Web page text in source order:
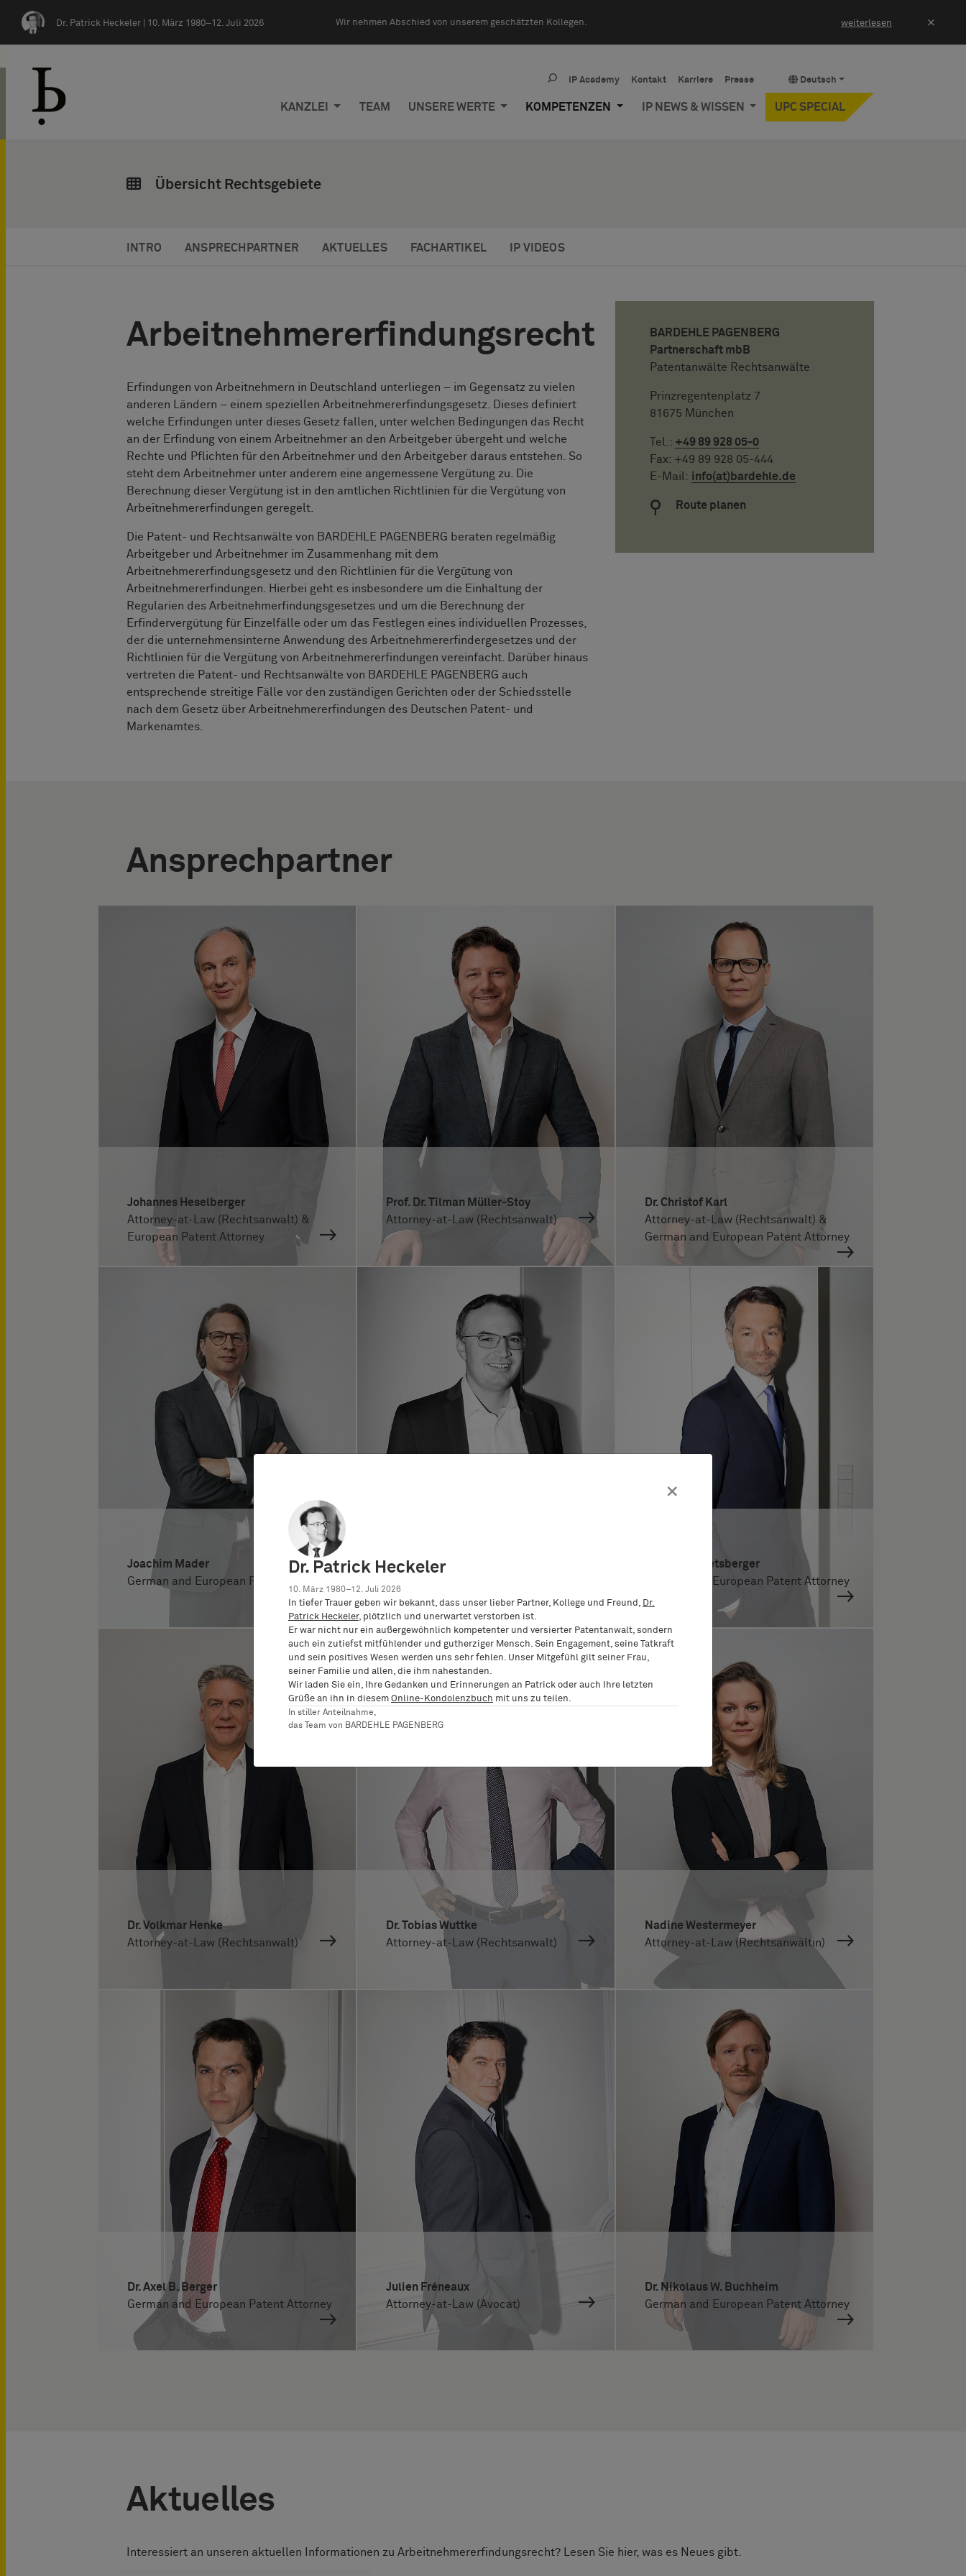
Dr. Patrick Heckeler | 10. März 1980–12. Juli 2026 Wir nehmen Abschied von unserem geschätzten Kollegen. weiterlesen ×
Deutsch
IP Academy Kontakt Karriere Presse
KANZLEI TEAM UNSERE WERTE KOMPETENZEN IP NEWS & WISSEN UPC SPECIAL
Übersicht Rechtsgebiete
INTRO ANSPRECHPARTNER AKTUELLES FACHARTIKEL IP VIDEOS
Arbeitnehmererfindungsrecht
Erfindungen von Arbeitnehmern in Deutschland unterliegen – im Gegensatz zu vielen
anderen Ländern – einem speziellen Arbeitnehmererfindungsgesetz. Dieses definiert
welche Erfindungen unter dieses Gesetz fallen, unter welchen Bedingungen das Recht
an der Erfindung von einem Arbeitnehmer an den Arbeitgeber übergeht und welche
Rechte und Pflichten für den Arbeitnehmer und den Arbeitgeber daraus entstehen. So
steht dem Arbeitnehmer unter anderem eine angemessene Vergütung zu. Die
Berechnung dieser Vergütung ist in den amtlichen Richtlinien für die Vergütung von
Arbeitnehmererfindungen geregelt.
Die Patent- und Rechtsanwälte von BARDEHLE PAGENBERG beraten regelmäßig
Arbeitgeber und Arbeitnehmer im Zusammenhang mit dem
Arbeitnehmererfindungsgesetz und den Richtlinien für die Vergütung von
Arbeitnehmererfindungen. Hierbei geht es insbesondere um die Einhaltung der
Regularien des Arbeitnehmerfindungsgesetzes und um die Berechnung der
Erfindervergütung für Einzelfälle oder um das Festlegen eines individuellen Prozesses,
der die unternehmensinterne Anwendung des Arbeitnehmererfindergesetzes und der
Richtlinien für die Vergütung von Arbeitnehmererfindungen vereinfacht. Darüber hinaus
vertreten die Patent- und Rechtsanwälte von BARDEHLE PAGENBERG auch
entsprechende streitige Fälle vor den zuständigen Gerichten oder der Schiedsstelle
nach dem Gesetz über Arbeitnehmererfindungen des Deutschen Patent- und
Markenamtes.
BARDEHLE PAGENBERG
Partnerschaft mbB
Patentanwälte Rechtsanwälte
Prinzregentenplatz 7
81675 München
Tel.: +49 89 928 05-0
Fax: +49 89 928 05-444
E-Mail: info(at)bardehle.de
Route planen
Ansprechpartner
Johannes Heselberger
Attorney-at-Law (Rechtsanwalt) &
European Patent Attorney
Prof. Dr. Tilman Müller-Stoy
Attorney-at-Law (Rechtsanwalt)
Dr. Christof Karl
Attorney-at-Law (Rechtsanwalt) &
German and European Patent Attorney
Joachim Mader
German and European Patent Attorney
Tobias Kaufmann
Dr. Georg Anetsberger
German and European Patent Attorney
Dr. Volkmar Henke
Attorney-at-Law (Rechtsanwalt)
Dr. Tobias Wuttke
Attorney-at-Law (Rechtsanwalt)
Nadine Westermeyer
Attorney-at-Law (Rechtsanwältin)
Dr. Axel B. Berger
German and European Patent Attorney
Julien Fréneaux
Attorney-at-Law (Avocat)
Dr. Nikolaus W. Buchheim
German and European Patent Attorney
Aktuelles
Interessiert an unseren aktuellen Informationen zu Arbeitnehmererfindungsrecht? Lesen Sie hier, was es Neues gibt.
×
Dr. Patrick Heckeler
10. März 1980–12. Juli 2026
In tiefer Trauer geben wir bekannt, dass unser lieber Partner, Kollege und Freund,
Dr.
Patrick Heckeler, plötzlich und unerwartet verstorben ist.
Er war nicht nur ein außergewöhnlich kompetenter und versierter Patentanwalt, sondern
auch ein zutiefst mitfühlender und gutherziger Mensch. Sein Engagement, seine Tatkraft
und sein positives Wesen werden uns sehr fehlen. Unser Mitgefühl gilt seiner Frau,
seiner Familie und allen, die ihm nahestanden.
Wir laden Sie ein, Ihre Gedanken und Erinnerungen an Patrick oder auch Ihre letzten
Grüße an ihn in diesem Online-Kondolenzbuch mit uns zu teilen.
In stiller Anteilnahme,
das Team von BARDEHLE PAGENBERG